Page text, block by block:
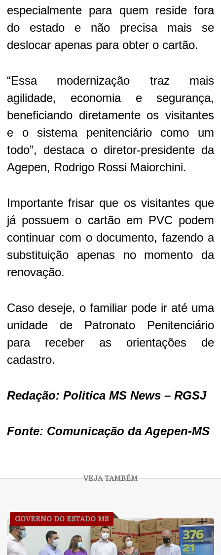
especialmente para quem reside fora
do estado e não precisa mais se
deslocar apenas para obter o cartão.
“Essa modernização traz mais
agilidade, economia e segurança,
beneficiando diretamente os visitantes
e o sistema penitenciário como um
todo”, destaca o diretor-presidente da
Agepen, Rodrigo Rossi Maiorchini.
Importante frisar que os visitantes que
já possuem o cartão em PVC podem
continuar com o documento, fazendo a
substituição apenas no momento da
renovação.
Caso deseje, o familiar pode ir até uma
unidade de Patronato Penitenciário
para receber as orientações de
cadastro.
Redação: Politica MS News – RGSJ
Fonte: Comunicação da Agepen-MS
GOVERNO DO ESTADO MS